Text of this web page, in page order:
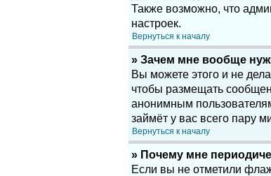
Также возможно, что
настроек.
Вернуться к началу
» Зачем мне вообще
Вы можете этого и не
чтобы размещать
анонимным
займёт у вас всего пару
Вернуться к началу
» Почему мне
Если вы не отметили